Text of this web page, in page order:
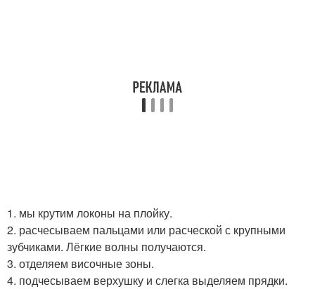
1. мы крутим локоны на плойку.
2. расчесываем пальцами или расческой с крупными
зубчиками. Лёгкие волны получаются.
3. отделяем височные зоны.
4. подчесываем верхушку и слегка выделяем прядки.